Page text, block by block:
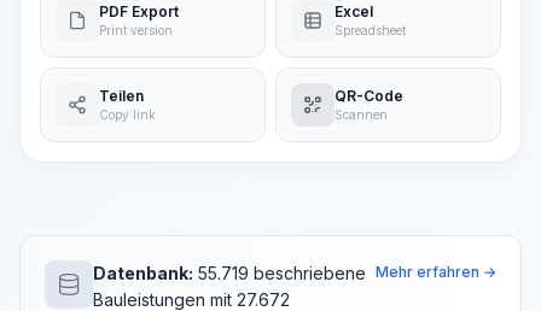
PDF Export
Print version
Excel
Spreadsheet
Teilen
Copy link
QR-Code
Scannen
Datenbank: 55.719 beschriebene
Bauleistungen mit 27.672
Mehr erfahren →